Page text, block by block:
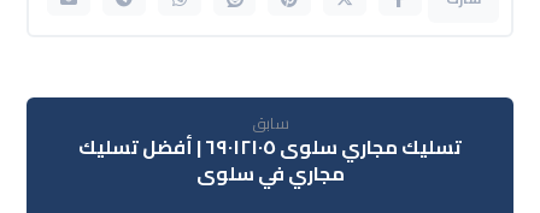
سابق
تسليك مجاري سلوى ٦٩٠١٢١٠٥ | أفضل تسليك
مجاري في سلوى